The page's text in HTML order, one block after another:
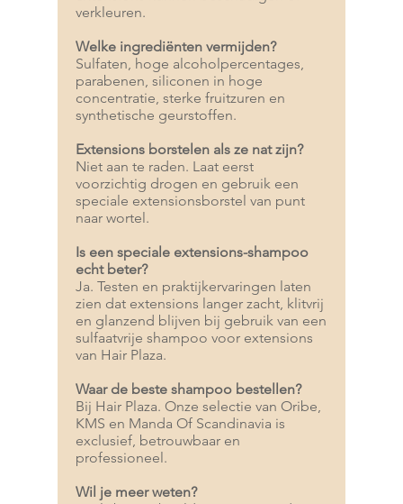
verkleuren.
Welke ingrediënten vermijden?
Sulfaten, hoge alcoholpercentages,
parabenen, siliconen in hoge
concentratie, sterke fruitzuren en
synthetische geurstoffen.
Extensions borstelen als ze nat zijn?
Niet aan te raden. Laat eerst
voorzichtig drogen en gebruik een
speciale extensionsborstel van punt
naar wortel.
Is een speciale extensions-shampoo
echt beter?
Ja. Testen en praktijkervaringen laten
zien dat extensions langer zacht, klitvrij
en glanzend blijven bij gebruik van een
sulfaatvrije shampoo voor extensions
van Hair Plaza.
Waar de beste shampoo bestellen?
Bij Hair Plaza. Onze selectie van Oribe,
KMS en Manda Of Scandinavia is
exclusief, betrouwbaar en
professioneel.
Wil je meer weten?